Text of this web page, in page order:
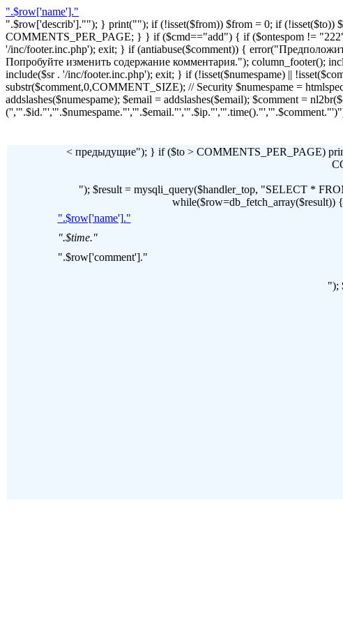
".$row['name']."
".$row['describ'].""); } print(""); if (!isset($from)) $from = 0; if
COMMENTS_PER_PAGE; } } if ($cmd=="add") { if ($ontespom !=
'/inc/footer.inc.php'); exit; } if (antiabuse($comment)) {
Попробуйте изменить содержание комментария."); column_footer();
include($sr . '/inc/footer.inc.php'); exit; } if (!isset($numespame) ||
substr($comment,0,COMMENT_SIZE); // Security $numespame =
addslashes($numespame); $email = addslashes($email); $comment =
< предыдущие"); } if ($to > COMMENTS_PER_PAGE)
"); $result = mysqli_query($handler_top, "SELECT *
".$row['name']."
".$time."
".$row['comment']."
");